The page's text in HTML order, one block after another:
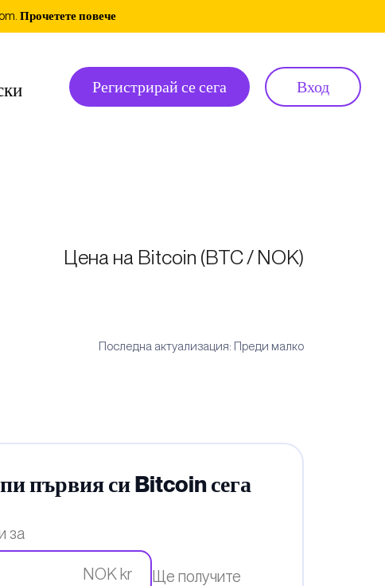
Прочетете повече
Регистрирай се сега Вход
Цена на Bitcoin (BTC / NOK)
Последна актуализация: Преди малко
първия си Bitcoin сега
за
NOK kr Ще получите